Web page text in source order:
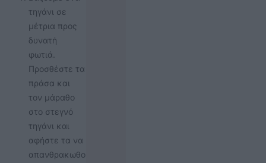
τηγάνι σε
μέτρια προς
δυνατή
φωτιά.
Προσθέστε τα
πράσα και
τον μάραθο
στο στεγνό
τηγάνι και
αφήστε τα να
απανθρακωθο